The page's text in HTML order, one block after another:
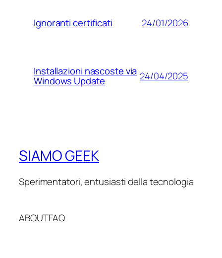
Ignoranti certificati 24/01/2026
Installazioni nascoste via
Windows Update 24/04/2025
SIAMO GEEK
Sperimentatori, entusiasti della tecnologia
ABOUTFAQ